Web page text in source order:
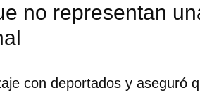
no representan
con deportados y aseguró